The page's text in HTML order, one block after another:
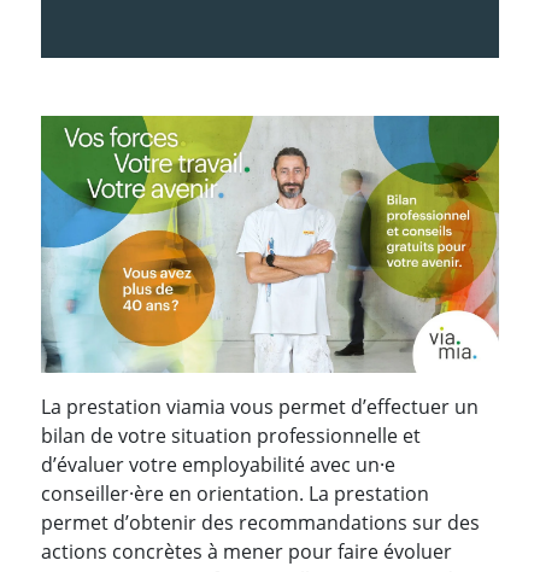
La prestation viamia vous permet d’effectuer un
bilan de votre situation professionnelle et
d’évaluer votre employabilité avec un·e
conseiller·ère en orientation. La prestation
permet d’obtenir des recommandations sur des
actions concrètes à mener pour faire évoluer